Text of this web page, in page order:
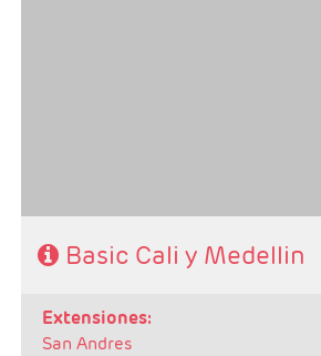
Basic Cali y Medellin
extensiones:
San Andres